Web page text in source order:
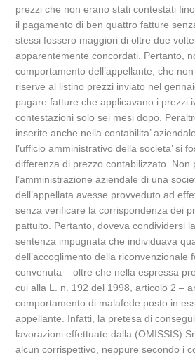
prezzi che non erano stati contestati
il pagamento di ben quattro fatture
stessi fossero maggiori di oltre due
apparentemente concordati. Pertanto,
comportamento dell’appellante, che
riserve al listino prezzi inviato nel
pagare fatture che applicavano i prezzi
contestazioni solo sei mesi dopo.
inserite anche nella contabilita’
l’ufficio amministrativo della societa’ si
differenza di prezzo contabilizzato. Non
l’amministrazione aziendale di una
dell’appellata avesse provveduto ad
senza verificare la corrispondenza dei
pattuito. Pertanto, doveva condividersi
sentenza impugnata che individuava
dell’accoglimento della riconvenzionale
convenuta – oltre che nella espressa
cui alla L. n. 192 del 1998, articolo 2 –
comportamento di malafede posto in
appellante. Infatti, la pretesa di
lavorazioni effettuate dalla (OMISSIS)
alcun corrispettivo, neppure secondo i